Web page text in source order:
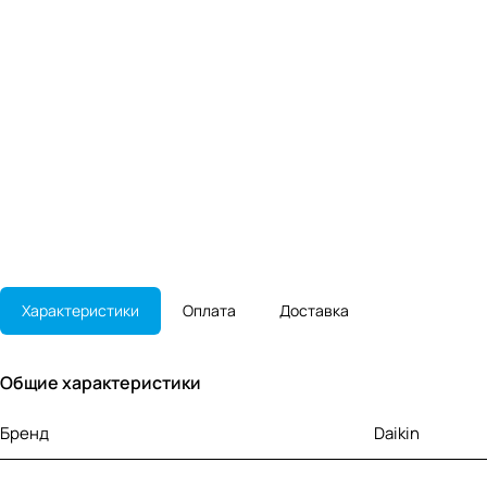
Характеристики Оплата Доставка
Общие характеристики
Бренд Daikin